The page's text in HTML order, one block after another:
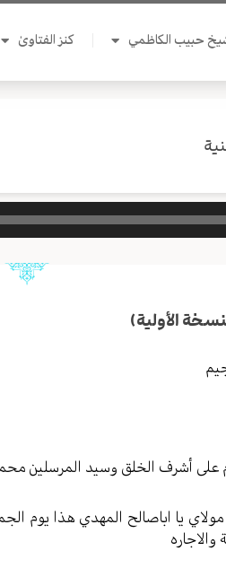
حبيب الكاظمي كنز الفتاوىٰ
الأولية)
على أشرف الخلق وسيد المرسلين
مولاي يا اباصالح المهدي هذا